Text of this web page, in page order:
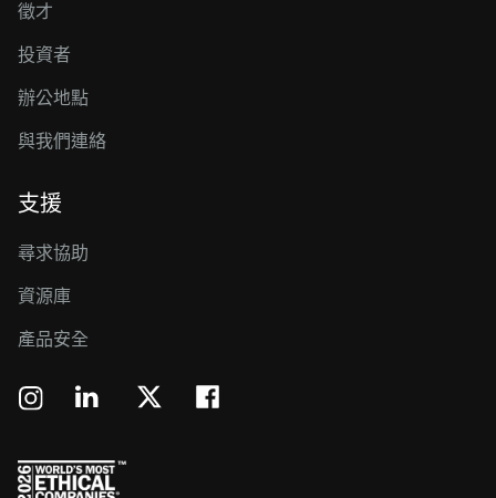
徵才
投資者
辦公地點
與我們連絡
支援
尋求協助
資源庫
產品安全